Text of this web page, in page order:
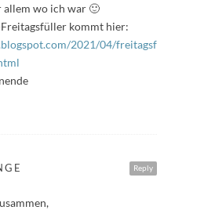
allem wo ich war 🙂
kommt hier:
2021/04/freitagsfuller-
Reply